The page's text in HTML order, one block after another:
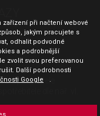
spotřebitele
zařízení při načtení webové
jakým pracujete s
odhalit podvodné
a podrobnější
zvolit svou preferovanou
Další podrobnosti
Google .